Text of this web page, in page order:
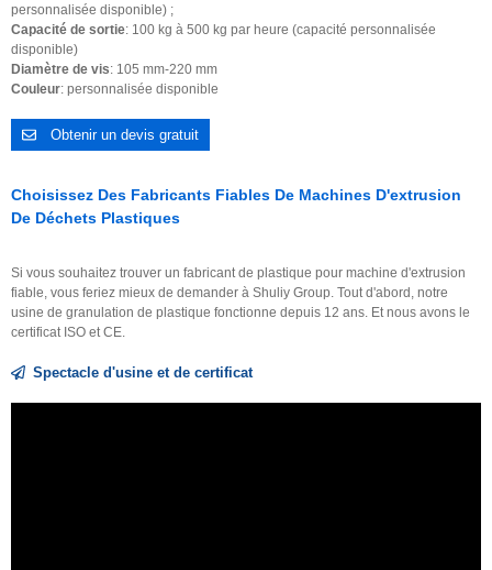
personnalisée disponible) ;
Capacité de sortie: 100 kg à 500 kg par heure (capacité personnalisée
disponible)
Diamètre de vis: 105 mm-220 mm
Couleur: personnalisée disponible
Obtenir un devis gratuit
Choisissez Des Fabricants Fiables De Machines D'extrusion
De Déchets Plastiques
Si vous souhaitez trouver un fabricant de plastique pour machine d'extrusion
fiable, vous feriez mieux de demander à Shuliy Group. Tout d'abord, notre
usine de granulation de plastique fonctionne depuis 12 ans. Et nous avons le
certificat ISO et CE.
Spectacle d'usine et de certificat